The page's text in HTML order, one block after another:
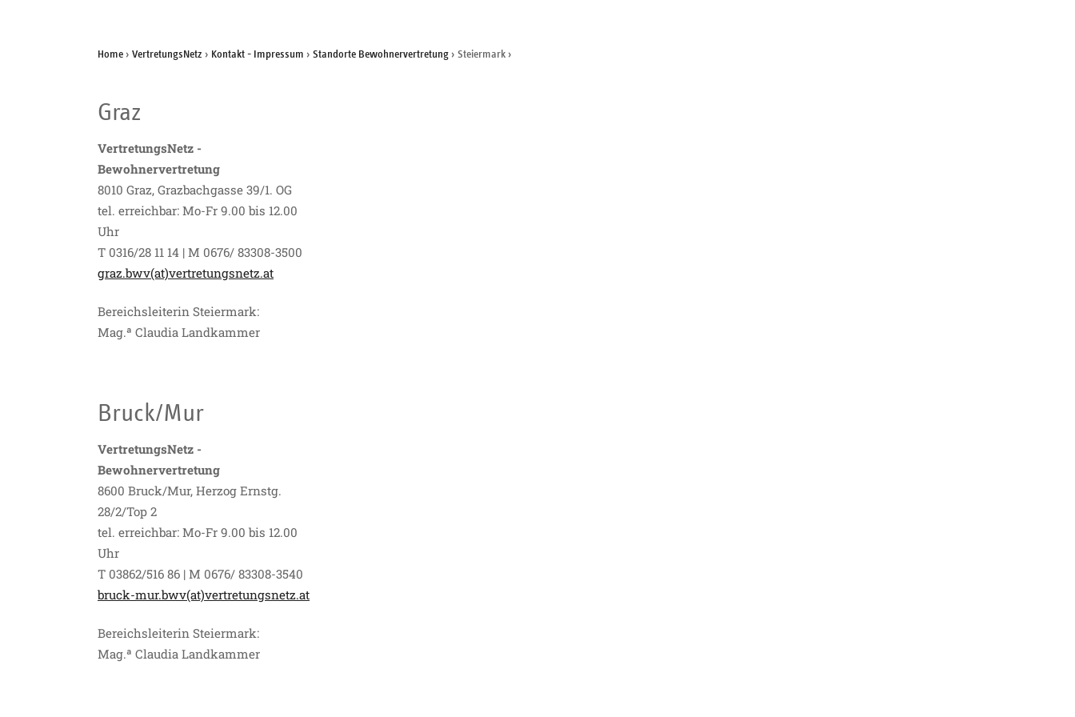
Home › VertretungsNetz › Kontakt - Impressum › Standorte Bewohnervertretung › Steiermark ›
Graz
VertretungsNetz -
Bewohnervertretung
8010 Graz, Grazbachgasse 39/1. OG
tel. erreichbar: Mo-Fr 9.00 bis 12.00
Uhr
T 0316/28 11 14 | M 0676/ 83308-3500
graz.bwv(at)vertretungsnetz.at
Bereichsleiterin Steiermark:
Mag.ª Claudia Landkammer
Bruck/Mur
VertretungsNetz -
Bewohnervertretung
8600 Bruck/Mur, Herzog Ernstg.
28/2/Top 2
tel. erreichbar: Mo-Fr 9.00 bis 12.00
Uhr
T 03862/516 86 | M 0676/ 83308-3540
bruck-mur.bwv(at)vertretungsnetz.at
Bereichsleiterin Steiermark:
Mag.ª Claudia Landkammer